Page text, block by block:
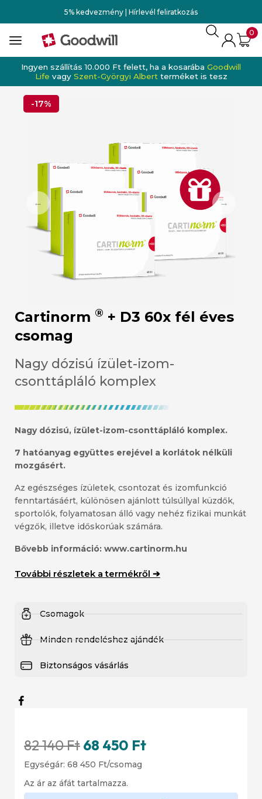
5% kedvezmény | Hírlevél feliratkozás
0
Ingyen szállítás 10.000 Ft felett, ha a kosarába Goodwill
Life vagy Szent-Györgyi Albert terméket is tesz
-17%
Cartinorm ® + D3 60x fél éves
csomag
Nagy dózisú ízület-izom-
csonttápláló komplex
Nagy dózisú, ízület-izom-csonttápláló komplex.
7 hatóanyag együttes erejével a korlátok nélküli
mozgásért.
Az egészséges ízületek, csontozat és izomfunkció
fenntartásáért, különösen ajánlott túlsúllyal küzdők,
sportolók, folyamatosan álló vagy nehéz fizikai munkát
végzők, illetve időskorúak számára.
Bővebb információ: www.cartinorm.hu
További részletek a termékről ➔
Csomagok
Minden rendeléshez ajándék
Biztonságos vásárlás
82 140Ft 68 450 Ft
Egységár: 68 450 Ft/csomag
Az ár az áfát tartalmazza.